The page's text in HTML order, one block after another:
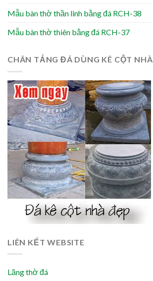
Mẫu bàn thờ thần linh bằng đá RCH-38
Mẫu bàn thờ thiên bằng đá RCH-37
CHÂN TẢNG ĐÁ DÙNG KÊ CỘT NHÀ
LIÊN KẾT WEBSITE
Lăng thờ đá